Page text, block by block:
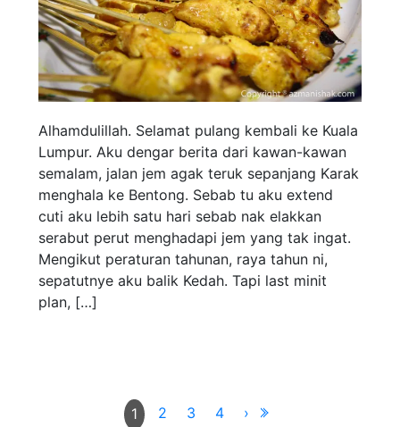
Alhamdulillah. Selamat pulang kembali ke Kuala
Lumpur. Aku dengar berita dari kawan-kawan
semalam, jalan jem agak teruk sepanjang Karak
menghala ke Bentong. Sebab tu aku extend
cuti aku lebih satu hari sebab nak elakkan
serabut perut menghadapi jem yang tak ingat.
Mengikut peraturan tahunan, raya tahun ni,
sepatutnye aku balik Kedah. Tapi last minit
plan, […]
1 2 3 4 ›